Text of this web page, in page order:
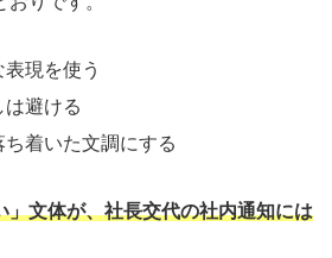
現を使う
避ける
着いた文調にする
」文体が、社長交代の社内通知には